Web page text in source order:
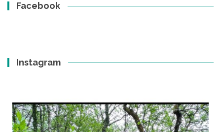
Facebook
Instagram